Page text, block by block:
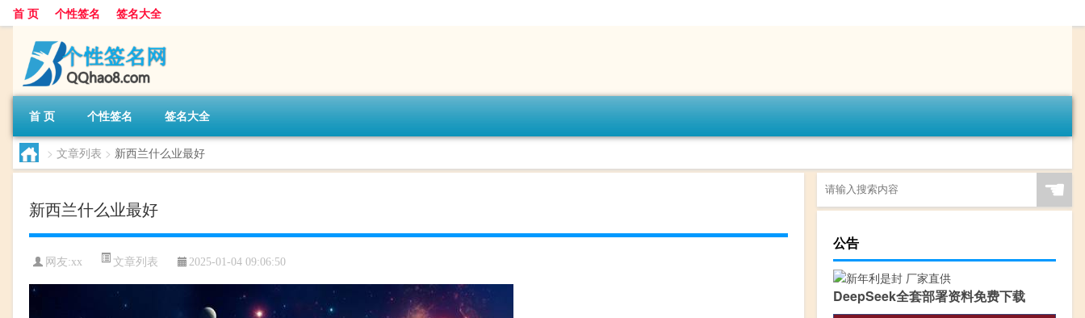
首 页 个性签名 签名大全
首 页 个性签名 签名大全
> 文章列表 > 新西兰什么业最好
新西兰什么业最好
网友:xx 文章列表 2025-01-04 09:06:50
☚
公告
DeepSeek全套部署资料免费下载